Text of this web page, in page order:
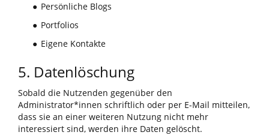
● Persönliche Blogs
● Portfolios
● Eigene Kontakte
5. Datenlöschung
Sobald die Nutzenden gegenüber den
Administrator*innen schriftlich oder per E-Mail mitteilen,
dass sie an einer weiteren Nutzung nicht mehr
interessiert sind, werden ihre Daten gelöscht.